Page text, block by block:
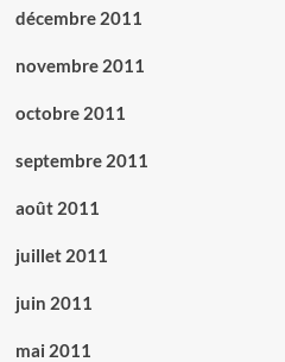
décembre 2011
novembre 2011
octobre 2011
septembre 2011
août 2011
juillet 2011
juin 2011
mai 2011